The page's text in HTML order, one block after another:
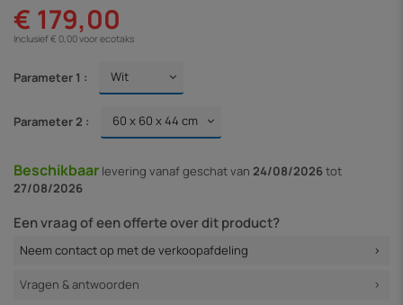
€ 179,00
Inclusief € 0,00 voor ecotaks
Parameter 1 :
Parameter 2 :
Beschikbaar levering vanafgeschat van 24/08/2026tot
27/08/2026
Een vraag of een offerte over dit product?
Neem contact op met de verkoopafdeling
Vragen & antwoorden